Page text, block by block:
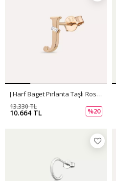
J Harf Baget Pırlanta Taşlı Rose Altın Mini Tek Küpe
10.664 TL
13.330 TL
%20